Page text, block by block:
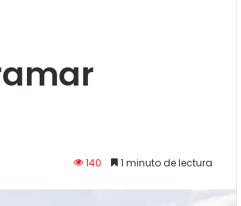
140 1 minuto de lectura